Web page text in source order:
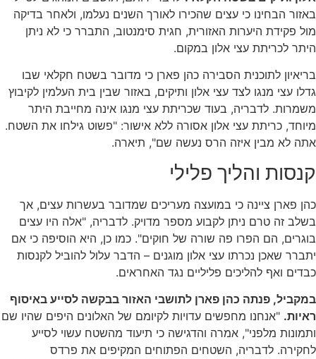
באזור הבחינו כי עצים שהכירו לאורך השנים נעלמו, ולאחר בדיקה
מול פקידת היערות האזורית, חגית סימנטוב, התברר כי לא ניתן
היתר לכריתת עצי אלון במקום.
בריאיון לתוכנית הסבירה כהן פארן כי מדובר בשטח חקלאי שבו
גדלו עצי מנגו לצד עצי אלון ותיקים, באזור שבין בית העלמין לקיבוץ
משמרות. לדבריה, בעוד שכריתת עצי מנגו אינה מחייבת היתר
מיוחד, כריתת עצי אלון אסורה ללא אישור: "פשוט גילחו את השטח.
אתה לא מבין איזה הרס נעשה שם", תיארה.
קנסות והליך פלילי
כהן פארן ציינה כי במועצה מעריכים שמדובר בעשרות עצים, אך
בשלב זה טרם ניתן לקבוע מספר מדויק. לדבריה, "אלה היו עצים
בוגרים, הם הפרו פה שורה של חוקים". כמו כן, היא הוסיפה כי אם
יתברר שאכן נכרתו עצי אלון מוגנים – הדבר עלול להוביל לקנסות
כבדים ואף להליכים פליליים נגד האחראים.
במקביל, פנתה כהן פארן לתושבי האזור בבקשה לסייע באיסוף
ראיות. "אנחנו מחפשים עדויות לקיומם של האלונים היפים שהיו שם
ותמונות מלפני", אמרה והדגישה כי תיעוד מהשטח עשוי לסייע
לחקירה. לדבריה, השטחים הפתוחים המקיפים את פרדס